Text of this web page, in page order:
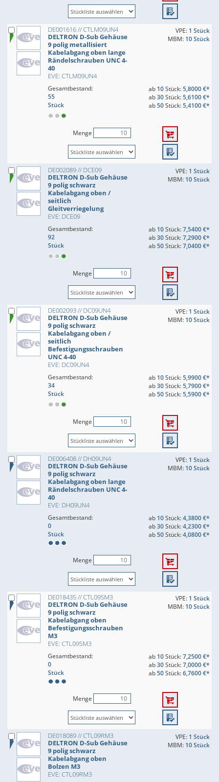
DE001616 // CTLM09UN4
DELTRON D-Sub Gehäuse
9 polig metallisiert
Kabelabgang oben lange
Rändelschrauben UNC 4-
40
EVE: CTLM09UN4
VPE: 1 Stück
MBM: 10 Stück
Gesamtbestand:
55
Stück
ab 10Stück:5,8000 €*
ab30Stück:5,6100 €*
ab50Stück:5,4100 €*
Menge
DE002089 // DCE09
DELTRON D-Sub Gehäuse
9 polig schwarz
Kabelabgang oben /
seitlich
Gleitverriegelung
EVE: DCE09
VPE: 1 Stück
MBM: 10 Stück
Gesamtbestand:
92
Stück
ab 10Stück:7,5400 €*
ab30Stück:7,2900 €*
ab50Stück:7,0400 €*
Menge
DE002093 // DC09UN4
DELTRON D-Sub Gehäuse
9 polig schwarz
Kabelabgang oben /
seitlich
Befestigungsschrauben
UNC 4-40
EVE: DC09UN4
VPE: 1 Stück
MBM: 10 Stück
Gesamtbestand:
34
Stück
ab 10Stück:5,9900 €*
ab30Stück:5,7900 €*
ab50Stück:5,5900 €*
Menge
DE006408 // DH09UN4
DELTRON D-Sub Gehäuse
9 polig schwarz
Kabelabgang oben lange
Rändelschrauben UNC 4-
40
EVE: DH09UN4
VPE: 1 Stück
MBM: 10 Stück
Gesamtbestand:
0
Stück
ab 10Stück:4,3800 €*
ab30Stück:4,2300 €*
ab50Stück:4,0800 €*
Menge
DE018435 // CTL09SM3
DELTRON D-Sub Gehäuse
9 polig schwarz
Kabelabgang oben
Befestigungsschrauben
M3
EVE: CTL09SM3
VPE: 1 Stück
MBM: 10 Stück
Gesamtbestand:
0
Stück
ab 10Stück:7,2500 €*
ab30Stück:7,0000 €*
ab50Stück:6,7600 €*
Menge
DE018089 // CTL09RM3
DELTRON D-Sub Gehäuse
9 polig schwarz
Kabelabgang oben
Bolzen M3
EVE: CTL09RM3
VPE: 1 Stück
MBM: 10 Stück